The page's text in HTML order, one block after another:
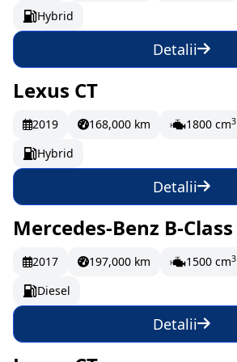
Hybrid
Detalii
Vândut
Lexus CT
2019 168,000 km 1800 cm3
Hybrid
Detalii
Vândut 196.65 EUR/lună
Mercedes-Benz B-Class
2017 197,000 km 1500 cm3
Diesel
Detalii